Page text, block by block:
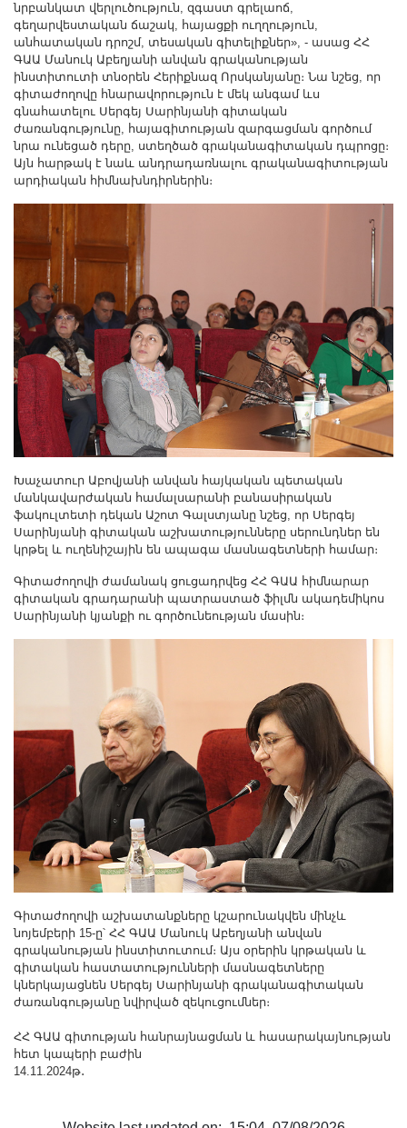
նրբանկատ վերլուծություն, զգաստ գրելաոճ,
գեղարվեստական ճաշակ, հայացքի ուղղություն,
անհատական դրոշմ, տեսական գիտելիքներ», - ասաց ՀՀ
ԳԱԱ Մանուկ Աբեղյանի անվան գրականության
ինստիտուտի տնօրեն Հերիքնազ Որսկանյանը։ Նա նշեց, որ
գիտաժողովը հնարավորություն է մեկ անգամ ևս
գնահատելու Սերգեյ Սարինյանի գիտական
ժառանգությունը, հայագիտության զարգացման գործում
նրա ունեցած դերը, ստեղծած գրականագիտական դպրոցը։
Այն հարթակ է նաև անդրադառնալու գրականագիտության
արդիական հիմնախնդիրներին։
Խաչատուր Աբովյանի անվան հայկական պետական
մանկավարժական համալսարանի բանասիրական
ֆակուլտետի դեկան Աշոտ Գալստյանը նշեց, որ Սերգեյ
Սարինյանի գիտական աշխատությունները սերունդներ են
կրթել և ուղենիշային են ապագա մասնագետների համար։
Գիտաժողովի ժամանակ ցուցադրվեց ՀՀ ԳԱԱ հիմնարար
գիտական գրադարանի պատրաստած ֆիլմն ակադեմիկոս
Սարինյանի կյանքի ու գործունեության մասին։
Գիտաժողովի աշխատանքները կշարունակվեն մինչև
նոյեմբերի 15-ը՝ ՀՀ ԳԱԱ Մանուկ Աբեղյանի անվան
գրականության ինստիտուտում։ Այս օրերին կրթական և
գիտական հաստատությունների մասնագետները
կներկայացնեն Սերգեյ Սարինյանի գրականագիտական
ժառանգությանը նվիրված զեկուցումներ։
ՀՀ ԳԱԱ գիտության հանրայնացման և հասարակայնության
հետ կապերի բաժին
14.11.2024թ․